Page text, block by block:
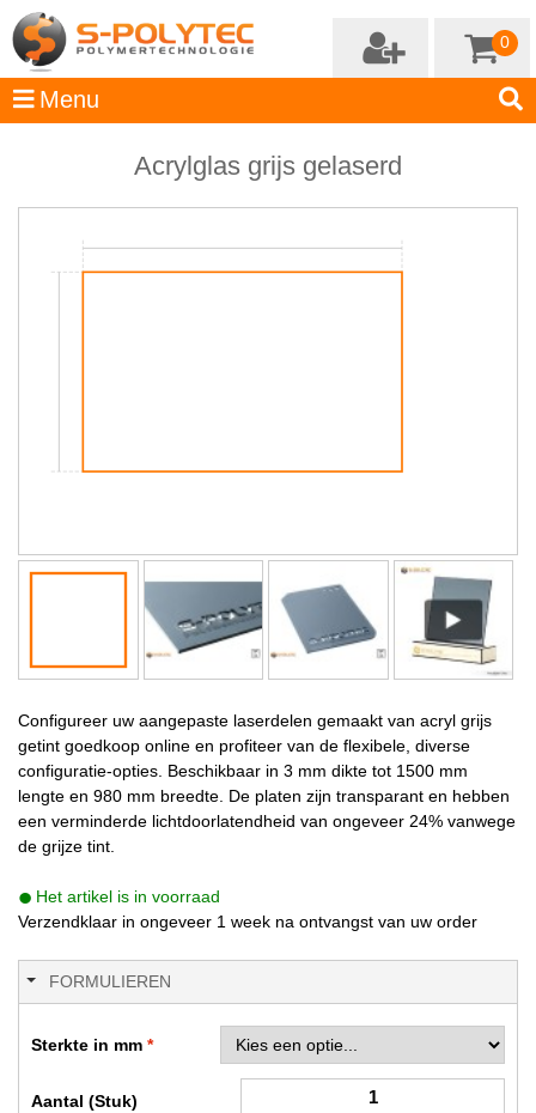
0
Acrylglas grijs gelaserd
Configureer uw aangepaste laserdelen gemaakt van acryl grijs
getint goedkoop online en profiteer van de flexibele, diverse
configuratie-opties. Beschikbaar in 3 mm dikte tot 1500 mm
lengte en 980 mm breedte. De platen zijn transparant en hebben
een verminderde lichtdoorlatendheid van ongeveer 24% vanwege
de grijze tint.
Het artikel is in voorraad
Verzendklaar in ongeveer 1 week na ontvangst van uw order
FORMULIEREN
Sterkte in mm
Aantal (Stuk)